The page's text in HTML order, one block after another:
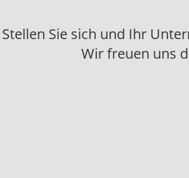
Stellen Sie sich und Ihr
Wir freuen uns